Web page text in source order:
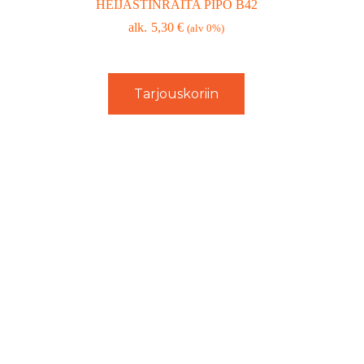
HEIJASTINRAITA PIPO B42
5,30€ (alv 0%)
Tarjouskoriin